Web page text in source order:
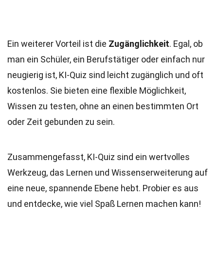
Ein weiterer Vorteil ist die Zugänglichkeit. Egal, ob
man ein Schüler, ein Berufstätiger oder einfach nur
neugierig ist, KI-Quiz sind leicht zugänglich und oft
kostenlos. Sie bieten eine flexible Möglichkeit,
Wissen zu testen, ohne an einen bestimmten Ort
oder Zeit gebunden zu sein.
Zusammengefasst, KI-Quiz sind ein wertvolles
Werkzeug, das Lernen und Wissenserweiterung auf
eine neue, spannende Ebene hebt. Probier es aus
und entdecke, wie viel Spaß Lernen machen kann!